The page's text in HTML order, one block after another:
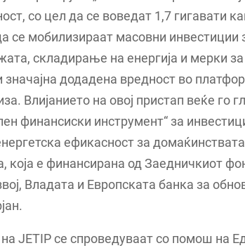
со цел да се воведат 1,7 гигавати
се мобилизираат масовни инвестиции
складирање на енергија и мерки
додадена вредност во
Влијанието на овој пристап веќе го
финансиски инструмент“ за
ефикасност за
која е финансирана од Заедничкиот
Владата и Европската банка за
JETIP се спроведуваат со помош на